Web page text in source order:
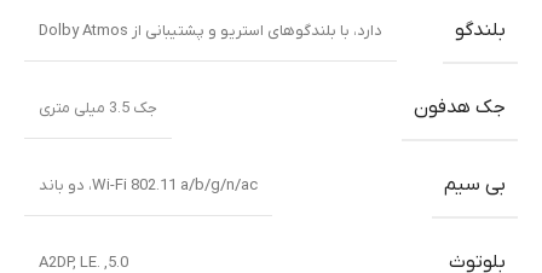
بلندگو دارد، با بلندگوهای استریو و پشتیبانی از Dolby Atmos
جک هدفون جک 3.5 میلی متری
بی سیم Wi-Fi 802.11 a/b/g/n/ac، دو باند
بلوتوث 5.0, .A2DP, LE